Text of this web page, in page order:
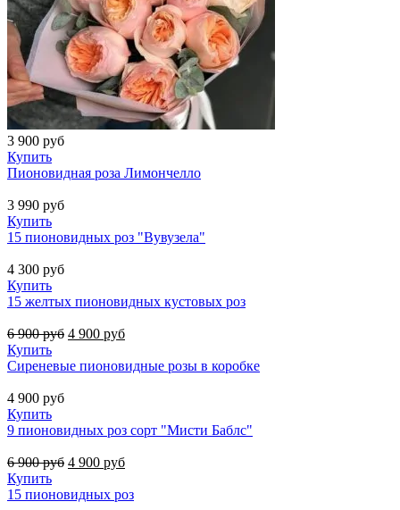
3 900 руб
Купить
Пионовидная роза Лимончелло
3 990 руб
Купить
15 пионовидных роз "Вувузела"
4 300 руб
Купить
15 желтых пионовидных кустовых роз
6 900руб 4 900 руб
Купить
Сиреневые пионовидные розы в коробке
4 900 руб
Купить
9 пионовидных роз сорт "Мисти Баблс"
6 900руб 4 900 руб
Купить
15 пионовидных роз